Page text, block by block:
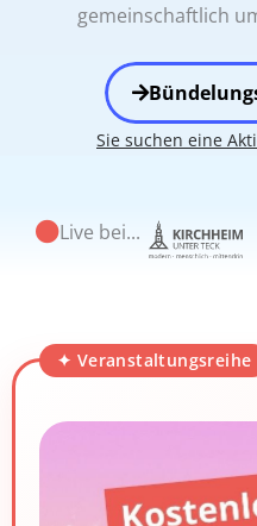
gemeinschaftlich
Sie suchen eine
Live bei...
✦ Veranstaltungs­reihe